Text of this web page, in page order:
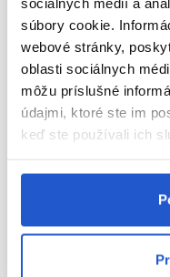
súbory cookie.
webové stránky,
oblasti sociálnych
môžu príslušné
údajmi, ktoré ste im
keď ste používali ich
Hercules